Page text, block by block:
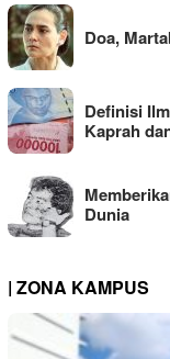
Doa,
Definisi
Kaprah
Dunia
| ZONA KAMPUS